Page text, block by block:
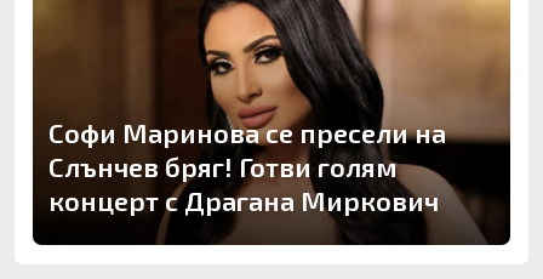
Софи Маринова се пресели на
Слънчев бряг! Готви голям
концерт с Драгана Миркович